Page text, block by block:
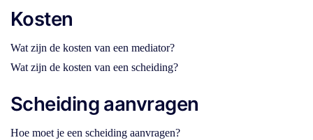
Kosten
Wat zijn de kosten van een mediator?
Wat zijn de kosten van een scheiding?
Scheiding aanvragen
Hoe moet je een scheiding aanvragen?